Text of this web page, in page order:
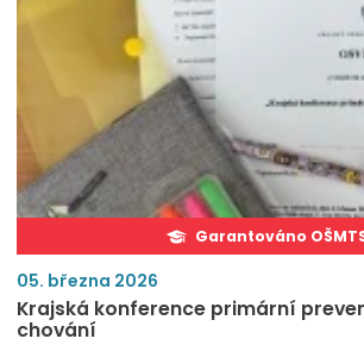
Garantováno
05. března 2026
Krajská konference primární
chování